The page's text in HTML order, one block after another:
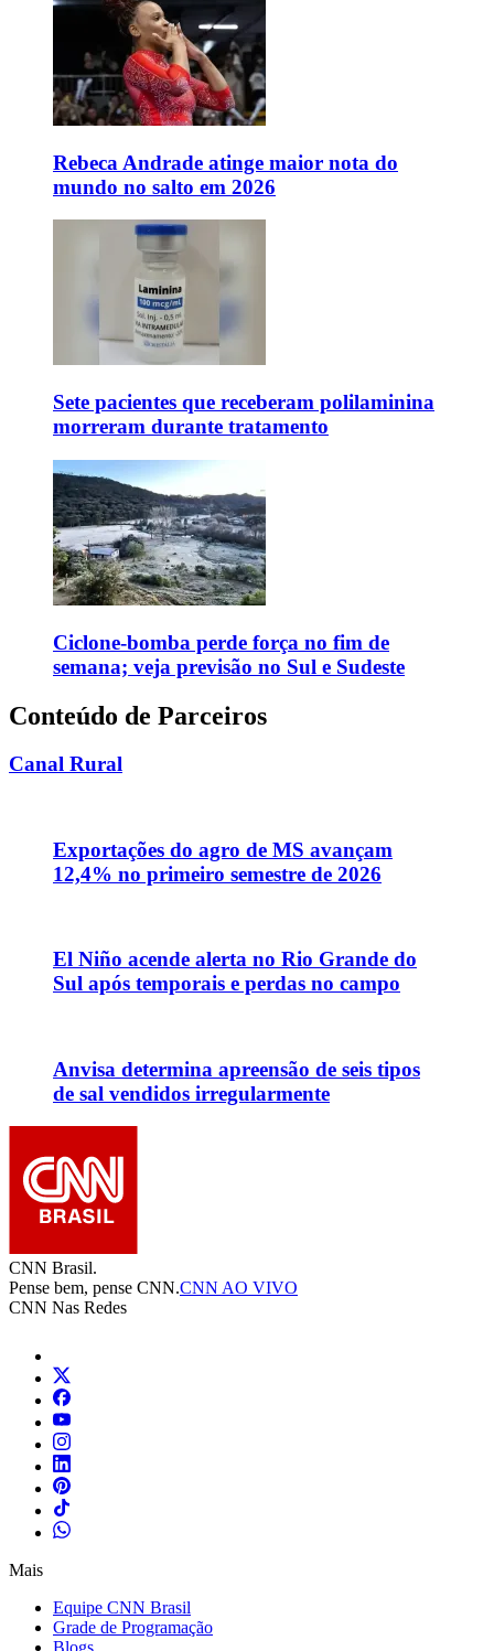
Rebeca Andrade atinge maior nota do
mundo no salto em 2026
Sete pacientes que receberam polilaminina
morreram durante tratamento
Ciclone-bomba perde força no fim de
semana; veja previsão no Sul e Sudeste
Conteúdo de Parceiros
Canal Rural
Exportações do agro de MS avançam
12,4% no primeiro semestre de 2026
El Niño acende alerta no Rio Grande do
Sul após temporais e perdas no campo
Anvisa determina apreensão de seis tipos
de sal vendidos irregularmente
CNN Brasil.
Pense bem, pense CNN.CNN AO VIVO
CNN Nas Redes
Mais
Equipe CNN Brasil
Grade de Programação